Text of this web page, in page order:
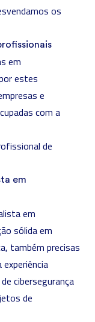
os
em
estes
e
com a
de
em
em
sólida em
também precisas
cibersegurança
de